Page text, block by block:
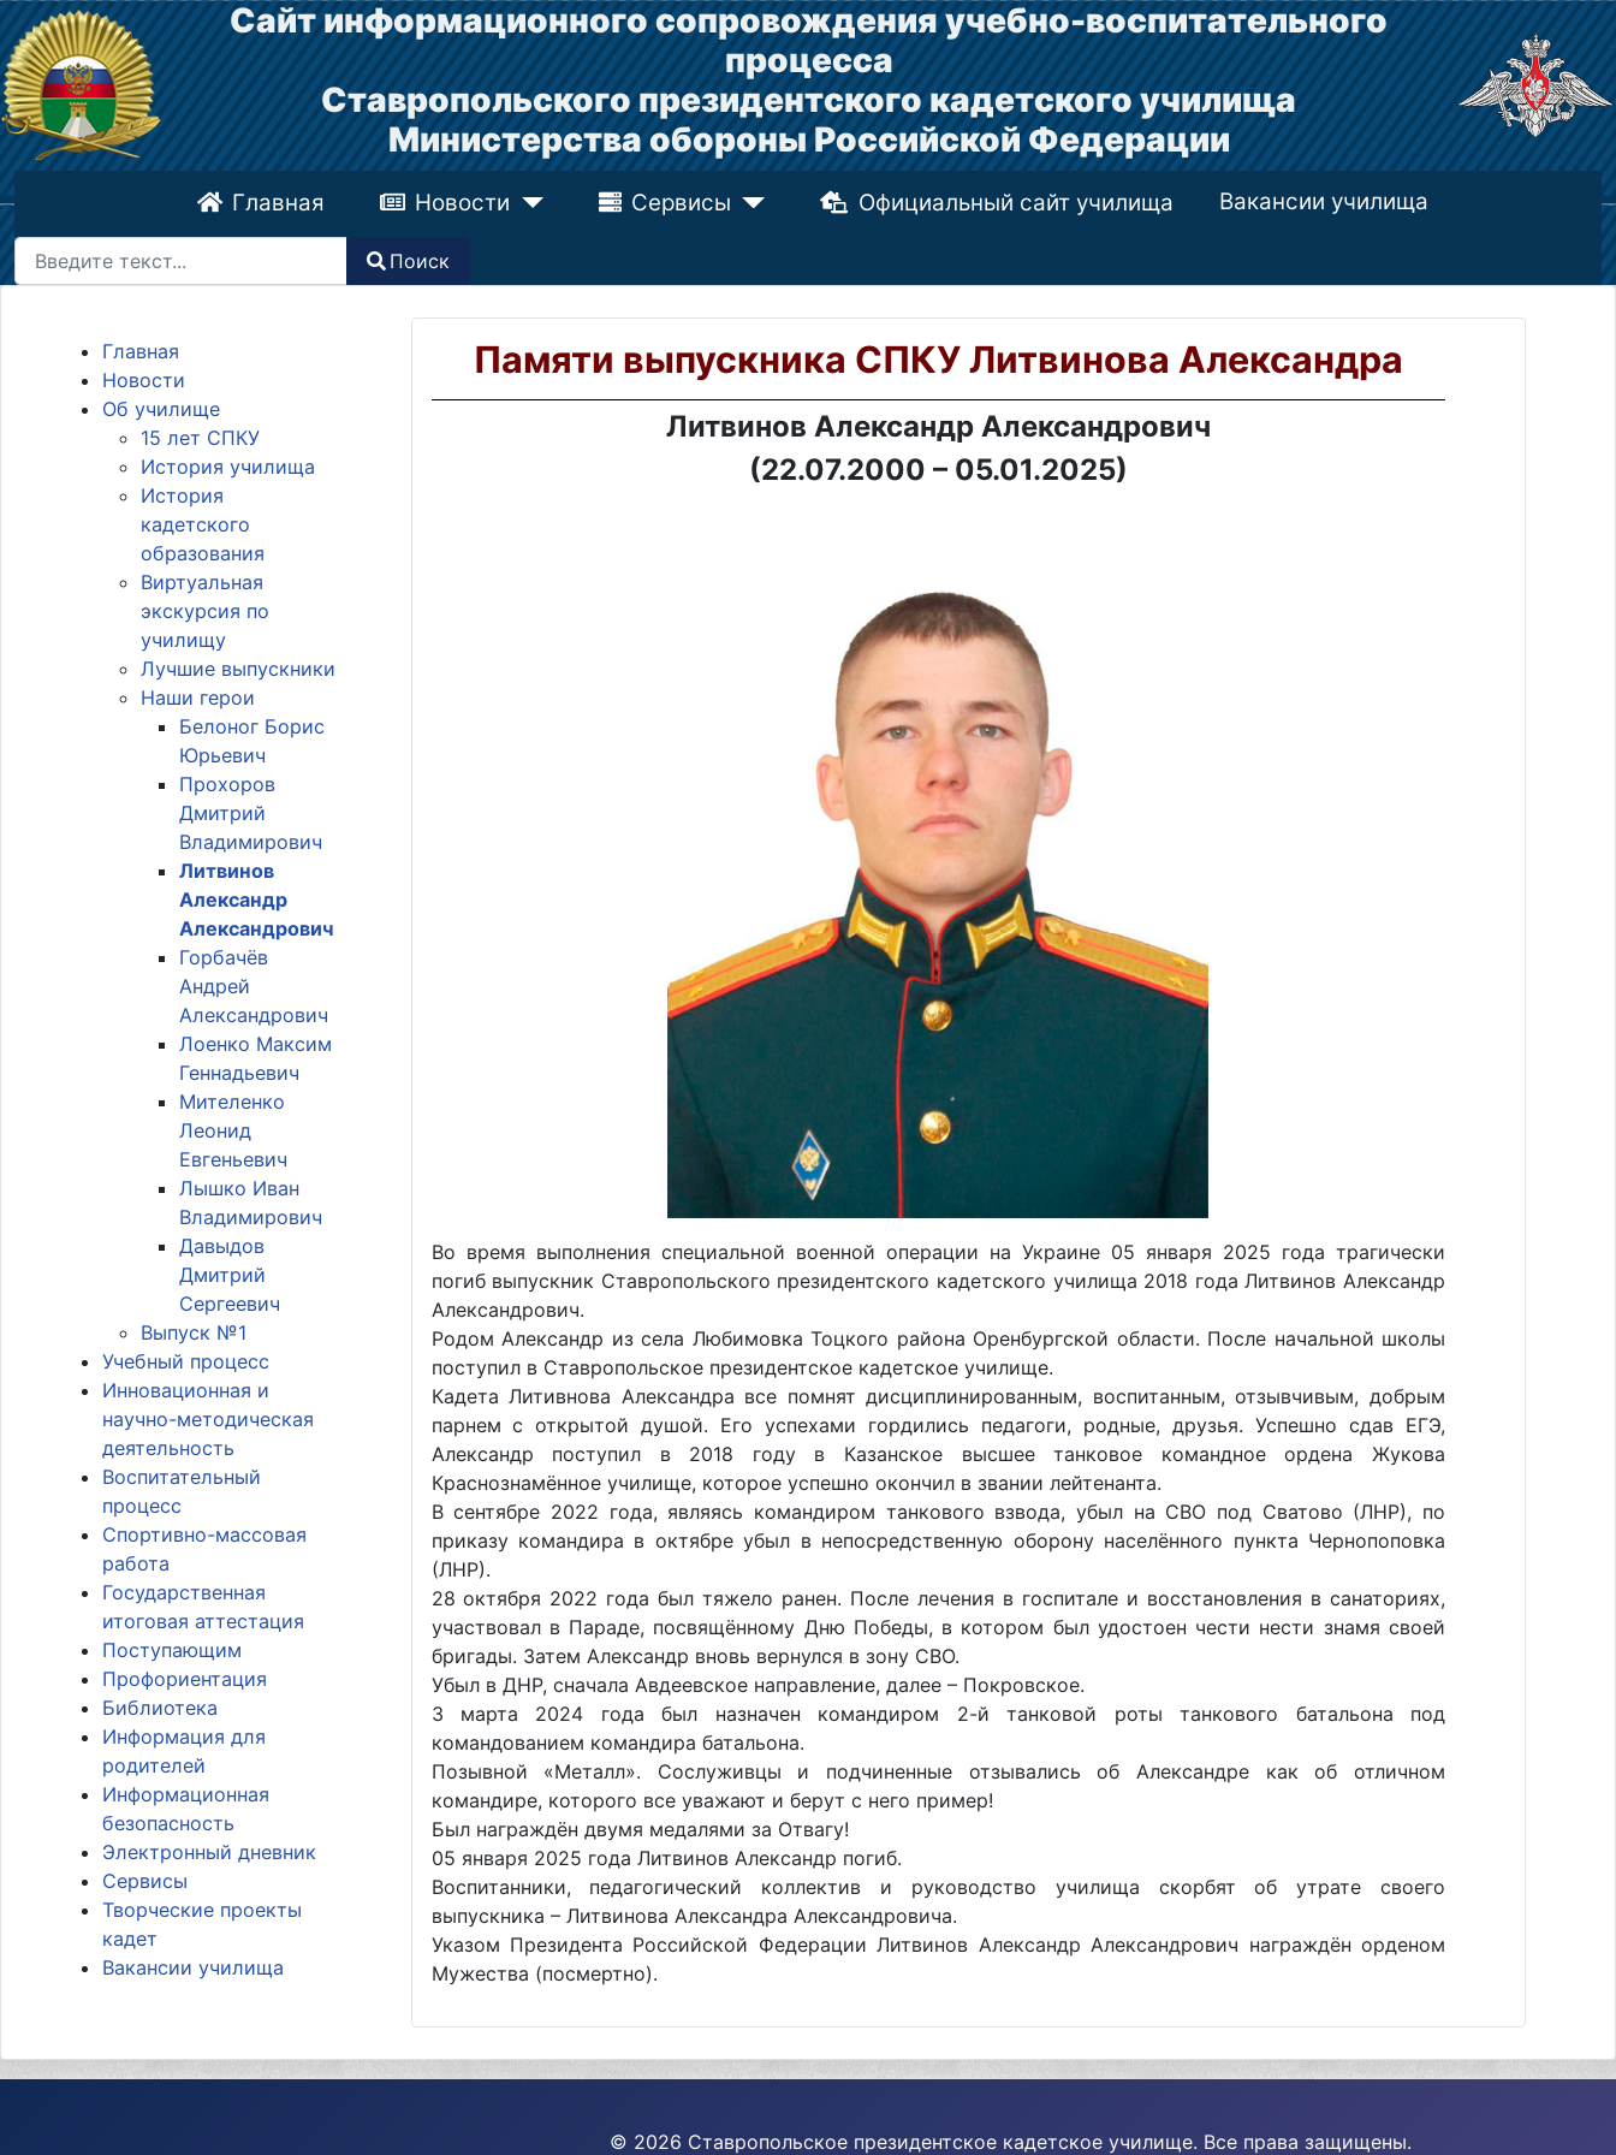
Сайт информационного сопровождения учебно-воспитательного
процесса
Ставропольского президентского кадетского училища
Министерства обороны Российской Федерации
Главная Новости Сервисы Официальный сайт училища Вакансии училища
Поиск
Поиск
Главная
Новости
Об училище
15 лет СПКУ
История училища
История
кадетского
образования
Виртуальная
экскурсия по
училищу
Лучшие выпускники
Наши герои
Белоног Борис
Юрьевич
Прохоров
Дмитрий
Владимирович
Литвинов
Александр
Александрович
Горбачёв
Андрей
Александрович
Лоенко Максим
Геннадьевич
Мителенко
Леонид
Евгеньевич
Лышко Иван
Владимирович
Давыдов
Дмитрий
Сергеевич
Выпуск №1
Учебный процесс
Инновационная и
научно-методическая
деятельность
Воспитательный
процесс
Спортивно-массовая
работа
Государственная
итоговая аттестация
Поступающим
Профориентация
Библиотека
Информация для
родителей
Информационная
безопасность
Электронный дневник
Сервисы
Творческие проекты
кадет
Вакансии училища
Памяти выпускника СПКУ Литвинова Александра
Литвинов Александр Александрович
(22.07.2000 – 05.01.2025)
Во время выполнения специальной военной операции на Украине 05 января 2025 года трагически
погиб выпускник Ставропольского президентского кадетского училища 2018 года Литвинов Александр
Александрович.
Родом Александр из села Любимовка Тоцкого района Оренбургской области. После начальной школы
поступил в Ставропольское президентское кадетское училище.
Кадета Литивнова Александра все помнят дисциплинированным, воспитанным, отзывчивым, добрым
парнем с открытой душой. Его успехами гордились педагоги, родные, друзья. Успешно сдав ЕГЭ,
Александр поступил в 2018 году в Казанское высшее танковое командное ордена Жукова
Краснознамённое училище, которое успешно окончил в звании лейтенанта.
В сентябре 2022 года, являясь командиром танкового взвода, убыл на СВО под Сватово (ЛНР), по
приказу командира в октябре убыл в непосредственную оборону населённого пункта Чернопоповка
(ЛНР).
28 октября 2022 года был тяжело ранен. После лечения в госпитале и восстановления в санаториях,
участвовал в Параде, посвящённому Дню Победы, в котором был удостоен чести нести знамя своей
бригады. Затем Александр вновь вернулся в зону СВО.
Убыл в ДНР, сначала Авдеевское направление, далее – Покровское.
3 марта 2024 года был назначен командиром 2-й танковой роты танкового батальона под
командованием командира батальона.
Позывной «Металл». Сослуживцы и подчиненные отзывались об Александре как об отличном
командире, которого все уважают и берут с него пример!
Был награждён двумя медалями за Отвагу!
05 января 2025 года Литвинов Александр погиб.
Воспитанники, педагогический коллектив и руководство училища скорбят об утрате своего
выпускника – Литвинова Александра Александровича.
Указом Президента Российской Федерации Литвинов Александр Александрович награждён орденом
Мужества (посмертно).
© 2026 Ставропольское президентское кадетское училище. Все права защищены.